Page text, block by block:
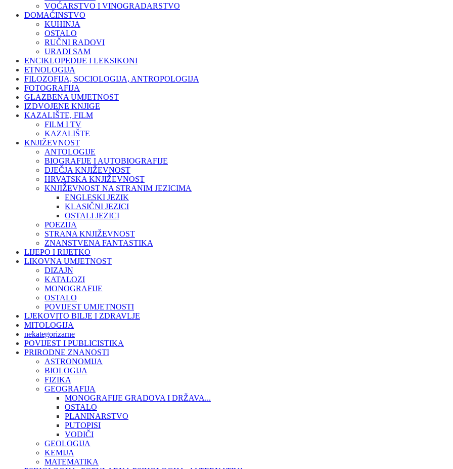
VOĆARSTVO I VINOGRADARSTVO
DOMAĆINSTVO
KUHINJA
OSTALO
RUČNI RADOVI
URADI SAM
ENCIKLOPEDIJE I LEKSIKONI
ETNOLOGIJA
FILOZOFIJA, SOCIOLOGIJA, ANTROPOLOGIJA
FOTOGRAFIJA
GLAZBENA UMJETNOST
IZDVOJENE KNJIGE
KAZALIŠTE, FILM
FILM I TV
KAZALIŠTE
KNJIŽEVNOST
ANTOLOGIJE
BIOGRAFIJE I AUTOBIOGRAFIJE
DJEČJA KNJIŽEVNOST
HRVATSKA KNJIŽEVNOST
KNJIŽEVNOST NA STRANIM JEZICIMA
ENGLESKI JEZIK
KLASIČNI JEZICI
OSTALI JEZICI
POEZIJA
STRANA KNJIŽEVNOST
ZNANSTVENA FANTASTIKA
LIJEPO I RIJETKO
LIKOVNA UMJETNOST
DIZAJN
KATALOZI
MONOGRAFIJE
OSTALO
POVIJEST UMJETNOSTI
LJEKOVITO BILJE I ZDRAVLJE
MITOLOGIJA
nekategorizarne
POVIJEST I PUBLICISTIKA
PRIRODNE ZNANOSTI
ASTRONOMIJA
BIOLOGIJA
FIZIKA
GEOGRAFIJA
MONOGRAFIJE GRADOVA I DRŽAVA...
OSTALO
PLANINARSTVO
PUTOPISI
VODIČI
GEOLOGIJA
KEMIJA
MATEMATIKA